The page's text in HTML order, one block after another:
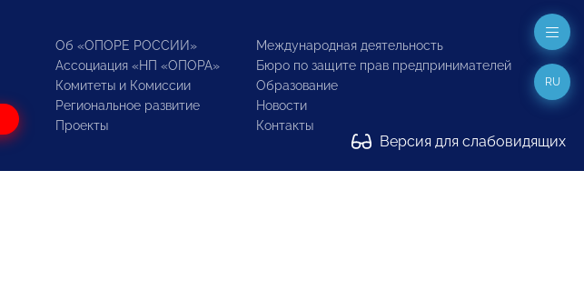
Об «ОПОРЕ РОССИИ»
Ассоциация «НП «ОПОРА»
Комитеты и Комиссии
Региональное развитие
Проекты
Международная деятельность
Бюро по защите прав предпринимателей
Образование
Новости
Контакты
Версия для слабовидящих
RU